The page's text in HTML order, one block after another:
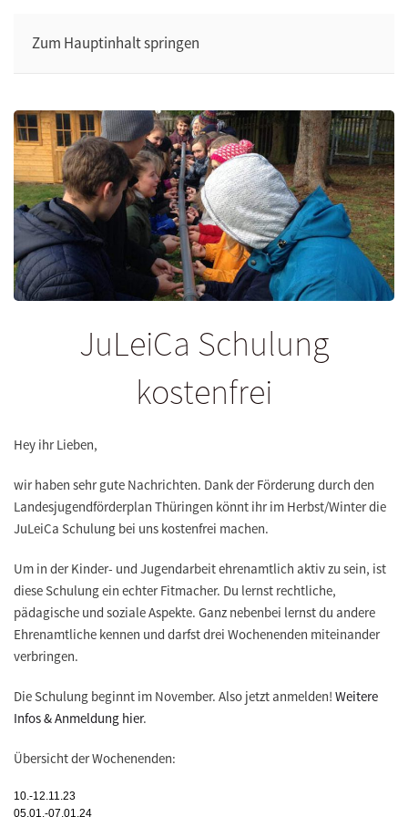
Zum Hauptinhalt springen
JuLeiCa Schulung
kostenfrei
Hey ihr Lieben,
wir haben sehr gute Nachrichten. Dank der Förderung durch den
Landesjugendförderplan Thüringen könnt ihr im Herbst/Winter die
JuLeiCa Schulung bei uns kostenfrei machen.
Um in der Kinder- und Jugendarbeit ehrenamtlich aktiv zu sein, ist
diese Schulung ein echter Fitmacher. Du lernst rechtliche,
pädagische und soziale Aspekte. Ganz nebenbei lernst du andere
Ehrenamtliche kennen und darfst drei Wochenenden miteinander
verbringen.
Die Schulung beginnt im November. Also jetzt anmelden! Weitere
Infos & Anmeldung hier.
Übersicht der Wochenenden:
10.-12.11.23
05.01.-07.01.24